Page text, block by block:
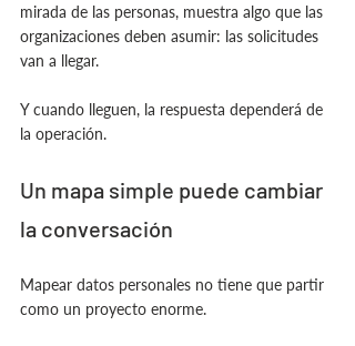
mirada de las personas, muestra algo que las
organizaciones deben asumir: las solicitudes
van a llegar.
Y cuando lleguen, la respuesta dependerá de
la operación.
Un mapa simple puede cambiar
la conversación
Mapear datos personales no tiene que partir
como un proyecto enorme.